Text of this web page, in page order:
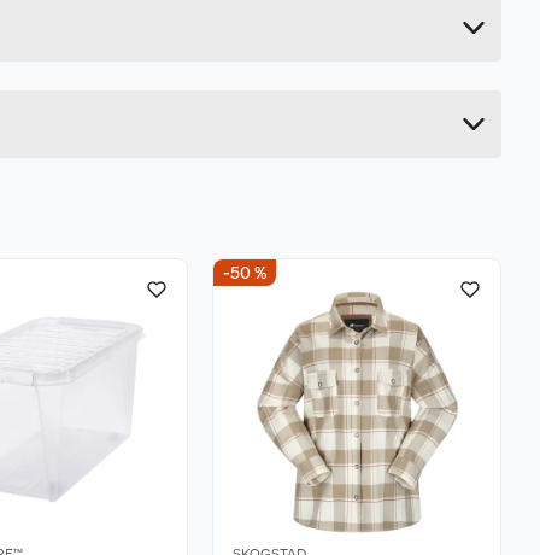
-50 %